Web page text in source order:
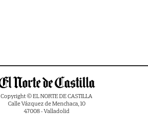
Copyright © EL NORTE DE CASTILLA
Calle Vázquez de Menchaca, 10
47008 - Valladolid